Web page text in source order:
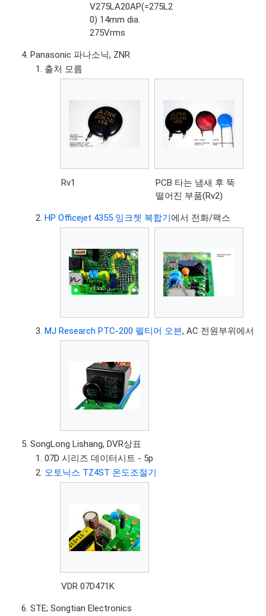
V275LA20AP(=275L2
0) 14mm dia.
275Vrms
Panasonic 파나소닉, ZNR
출처 모름
Rv1
PCB 타는 냄새 후 뚝
떨어진 부품(Rv2)
HP Officejet 4355 잉크젯 복합기에서 전화/팩스
MJ Research PTC-200 펠티어 오븐, AC 전원부위에서
SongLong Lishang, DVR상표
07D 시리즈 데이터시트 - 5p
오토닉스 TZ4ST 온도조절기
VDR 07D471K
STE; Songtian Electronics